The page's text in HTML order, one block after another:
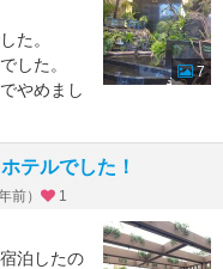
た。
した。
やめまし
7
テルでした！
前） 1
泊したの